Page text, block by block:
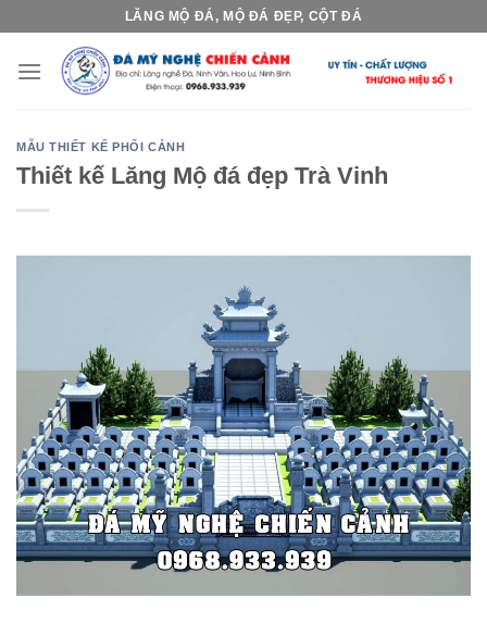
content
LĂNG MỘ ĐÁ, MỘ ĐÁ ĐẸP, CỘT ĐÁ
MẪU THIẾT KẾ PHỐI CẢNH
Thiết kế Lăng Mộ đá đẹp Trà Vinh